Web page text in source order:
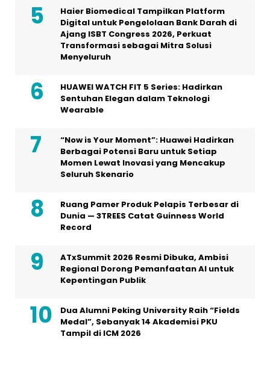
Haier Biomedical Tampilkan Platform
Digital untuk Pengelolaan Bank Darah di
Ajang ISBT Congress 2026, Perkuat
Transformasi sebagai Mitra Solusi
Menyeluruh
HUAWEI WATCH FIT 5 Series: Hadirkan
Sentuhan Elegan dalam Teknologi
Wearable
“Now is Your Moment”: Huawei Hadirkan
Berbagai Potensi Baru untuk Setiap
Momen Lewat Inovasi yang Mencakup
Seluruh Skenario
Ruang Pamer Produk Pelapis Terbesar di
Dunia — 3TREES Catat Guinness World
Record
ATxSummit 2026 Resmi Dibuka, Ambisi
Regional Dorong Pemanfaatan AI untuk
Kepentingan Publik
Dua Alumni Peking University Raih “Fields
Medal”, Sebanyak 14 Akademisi PKU
Tampil di ICM 2026